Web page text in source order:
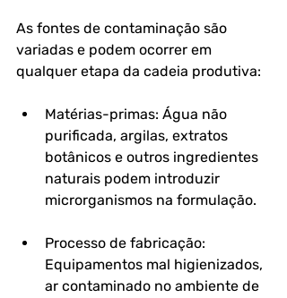
As fontes de contaminação são
variadas e podem ocorrer em
qualquer etapa da cadeia produtiva:
Matérias-primas: Água não
purificada, argilas, extratos
botânicos e outros ingredientes
naturais podem introduzir
microrganismos na formulação.
Processo de fabricação:
Equipamentos mal higienizados,
ar contaminado no ambiente de